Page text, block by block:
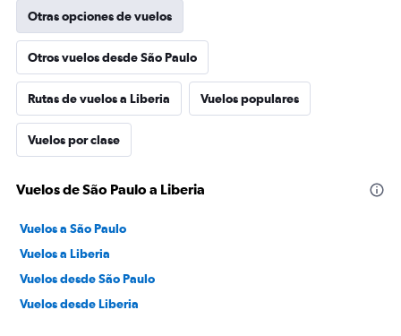
Otras opciones de vuelos
Otros vuelos desde São Paulo
Rutas de vuelos a Liberia Vuelos populares
Vuelos por clase
Vuelos de São Paulo a Liberia
Vuelos a São Paulo
Vuelos a Liberia
Vuelos desde São Paulo
Vuelos desde Liberia